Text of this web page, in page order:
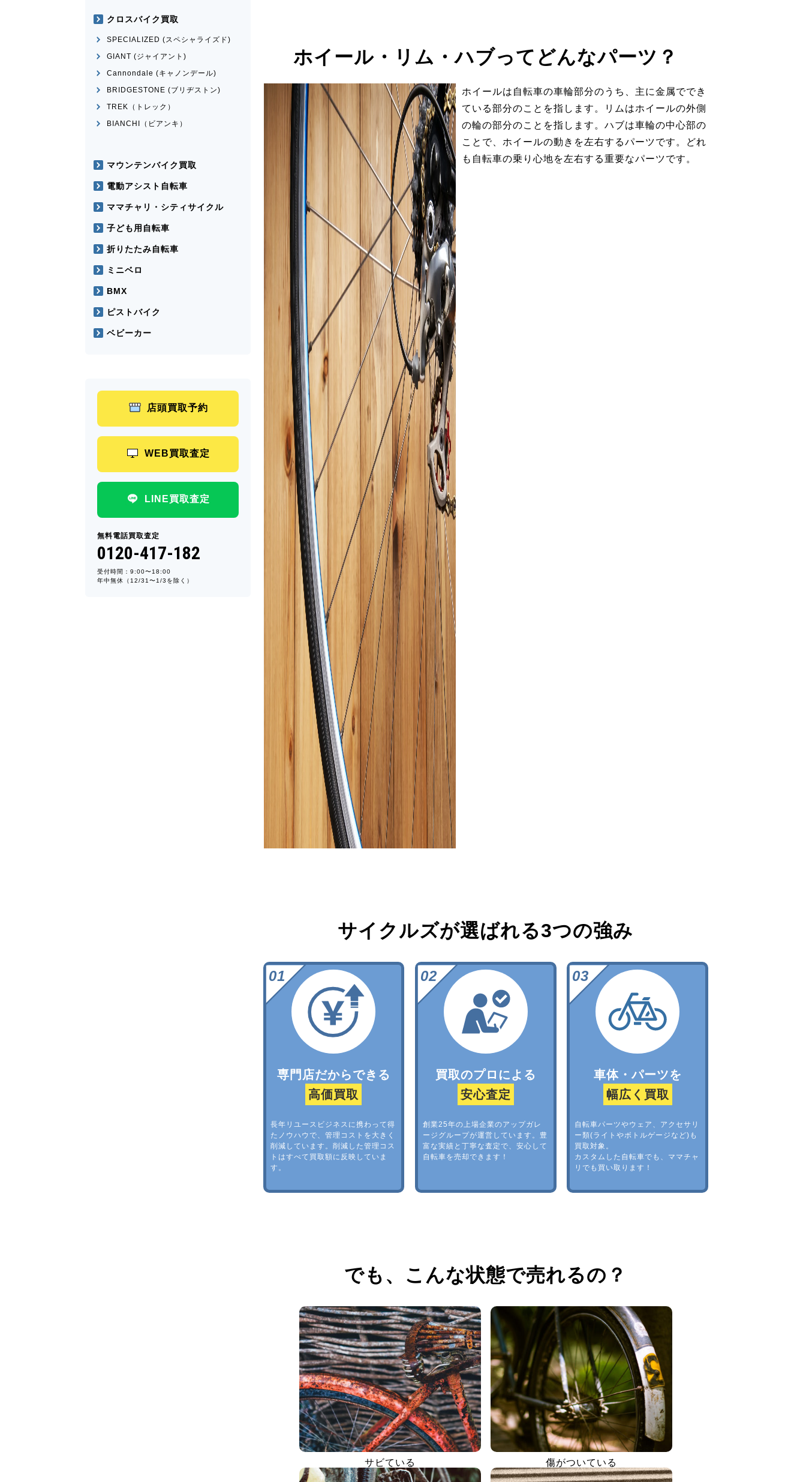
ホイール・リム・ハブってどんなパーツ？
ホイールは自転車の車輪部分のうち、主に金属ででき
ている部分のことを指します。リムはホイールの外側
の輪の部分のことを指します。ハブは車輪の中心部の
ことで、ホイールの動きを左右するパーツです。どれ
も自転車の乗り心地を左右する重要なパーツです。
サイクルズが選ばれる3つの強み
専門店だからできる
高価買取
長年リユースビジネスに携わって得
たノウハウで、管理コストを大きく
削減しています。削減した管理コス
トはすべて買取額に反映していま
す。
買取のプロによる
安心査定
創業25年の上場企業のアップガレ
ージグループが運営しています。豊
富な実績と丁寧な査定で、安心して
自転車を売却できます！
車体・パーツを
幅広く買取
自転車パーツやウェア、アクセサリ
ー類(ライトやボトルゲージなど)も
買取対象。
カスタムした自転車でも、ママチャ
リでも買い取ります！
でも、 こんな状態で売れるの？
サビている 傷がついている
クロスバイク買取
SPECIALIZED (スペシャライズド)
GIANT (ジャイアント)
Cannondale (キャノンデール)
BRIDGESTONE (ブリヂストン)
TREK（トレック）
BIANCHI（ビアンキ）
マウンテンバイク買取
電動アシスト自転車
ママチャリ・シティサイクル
子ども用自転車
折りたたみ自転車
ミニベロ
BMX
ピストバイク
ベビーカー
店頭買取予約
WEB買取査定
LINE買取査定
無料電話買取査定
0120-417-182
受付時間：9:00〜18:00
年中無休（12/31〜1/3を除く）